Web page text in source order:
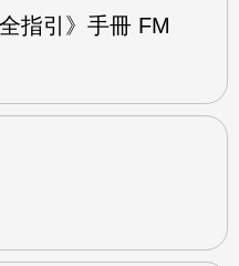
指引》手冊 FM